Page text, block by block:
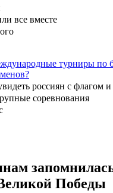
все вместе
турниры по
россиян с флагом
соревнования
Победы